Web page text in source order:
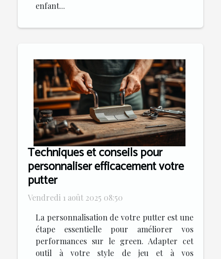
enfant...
Techniques et conseils pour
personnaliser efficacement votre
putter
Vendredi 1 août 2025 08:50
La personnalisation de votre putter est une
étape essentielle pour améliorer vos
performances sur le green. Adapter cet
outil à votre style de jeu et à vos